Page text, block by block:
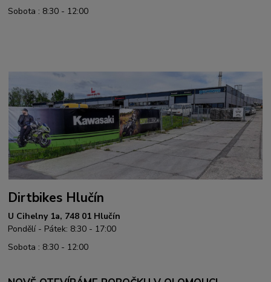
Sobota : 8:30 - 12:00
Dirtbikes Hlučín
U Cihelny 1a, 748 01 Hlučín
Pondělí - Pátek: 8:30 - 17:00
Sobota : 8:30 - 12:00